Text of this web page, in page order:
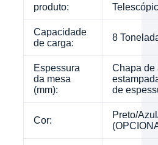
produto:
Capacidade
de carga:
8
Espessura
da mesa
(mm):
Chapa de
de
Cor:
Preto/